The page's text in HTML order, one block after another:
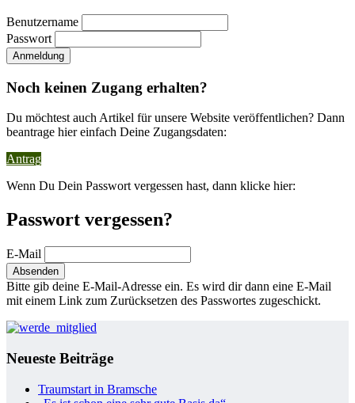
Benutzername
Passwort
Noch keinen Zugang erhalten?
Du möchtest auch Artikel für unsere Website veröffentlichen? Dann
beantrage hier einfach Deine Zugangsdaten:
Antrag
Wenn Du Dein Passwort vergessen hast, dann klicke hier:
Passwort vergessen?
E-Mail
Bitte gib deine E-Mail-Adresse ein. Es wird dir dann eine E-Mail
mit einem Link zum Zurücksetzen des Passwortes zugeschickt.
Neueste Beiträge
Traumstart in Bramsche